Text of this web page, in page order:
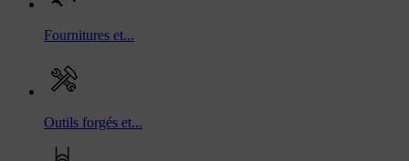
Fournitures et...
Outils forgés et...